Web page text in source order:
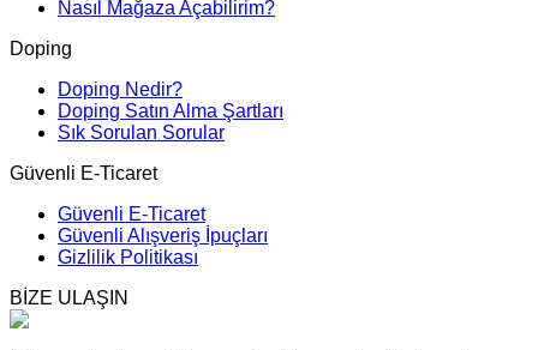
Nasıl Mağaza Açabilirim?
Doping
Doping Nedir?
Doping Satın Alma Şartları
Sık Sorulan Sorular
Güvenli E-Ticaret
Güvenli E-Ticaret
Güvenli Alışveriş İpuçları
Gizlilik Politikası
BİZE ULAŞIN